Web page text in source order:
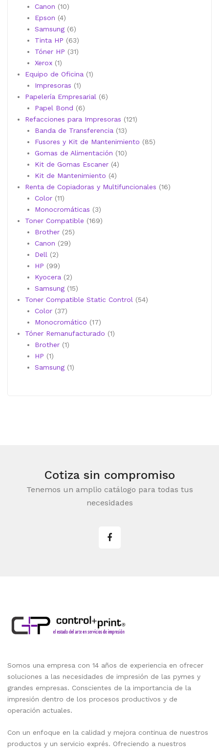
productos
Canon 1010
Epson 44
productos
Samsung 66
productos
Tinta HP 6363
productos
Tóner HP 3131
Xerox 11
producto
Equipo de Oficina 11
Impresoras 11
producto
Papelería Empresarial 66
Papel Bond 66
productos
Refacciones para Impresoras 121121
Banda de Transferencia 1313
productos
Fusores y Kit de Mantenimiento 8585
Gomas de Alimentación 1010
Kit de Gomas Escaner 44
Kit de Mantenimiento 44
productos
Renta de Copiadoras y Multifuncionales 1616
Color 1111
productos
Monocromáticas 33
productos
Toner Compatible 169169
Brother 2525
Canon 2929
Dell 22
productos
HP 9999
productos
Kyocera 22
productos
Samsung 1515
productos
Toner Compatible Static Control 5454
Color 3737
productos
Monocromático 1717
productos
Tóner Remanufacturado 11
Brother 11
HP 11
producto
Samsung 11
Cotiza sin compromiso
Tenemos un amplio catálogo para todas tus
necesidades
Somos una empresa con 14 años de experiencia en ofrecer
soluciones a las necesidades de impresión de las pymes y
grandes empresas. Conscientes de la importancia de la
impresión dentro de los procesos productivos y de
operación actuales.
Con un enfoque en la calidad y mejora continua de nuestros
productos y un servicio exprés. Ofreciendo a nuestros